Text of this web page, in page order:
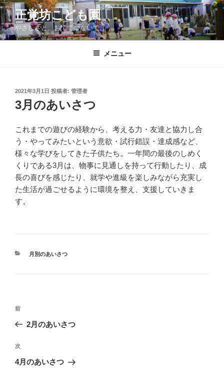
コ
ン
テ
ン
正覚坊こども園
やさしさと、おててつないで。
メニュー
投
稿
日:
2021年3月1日 投稿者: 管理者
3月のあいさつ
これまでの遊びの経験から、考える力・友達と協力し合
う・やってみたいという意欲・試行錯誤・達成感など、
様々な学びをしてきた子供たち。一年間の最後のしめく
くりである3月は、物事に見通しを持って行動したり、成
長の喜びを感じたり、就学や進級を楽しみながら充実し
た生活が過ごせるように環境を整え、支援していきま
す。
カ
月別のあいさつ
投
ビ
ゲ
前
の
稿
前
2月のあいさつ
次
の
次
4月のあいさつ